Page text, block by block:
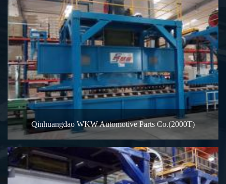
Qinhuangdao WKW Automotive Parts Co.(2000T)